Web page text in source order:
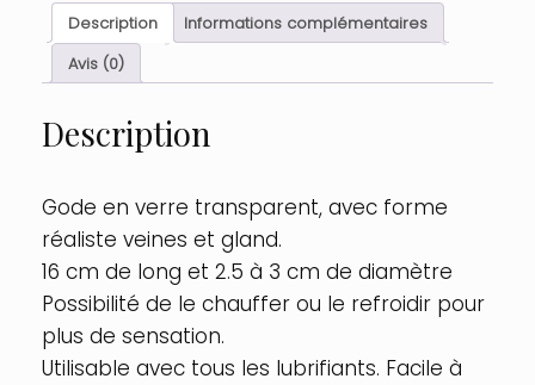
avec
gland
veines
Glossy
Couleur
Transparent
Description
Informations complémentaires
Avis (0)
Description
Gode en verre transparent, avec forme
réaliste veines et gland.
16 cm de long et 2.5 à 3 cm de diamètre
Possibilité de le chauffer ou le refroidir pour
plus de sensation.
Utilisable avec tous les lubrifiants. Facile à